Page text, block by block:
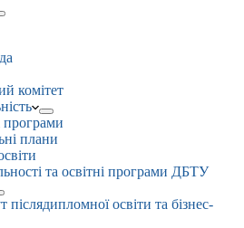
комітет
програми
плани
та освітні програми ДБТУ
післядипломної освіти та бізнес-